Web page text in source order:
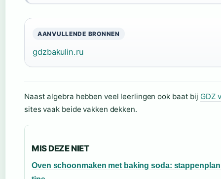
AANVULLENDE BRONNEN
gdzbakulin.ru
Naast algebra hebben veel leerlingen ook baat bij GDZ
sites vaak beide vakken dekken.
MIS DEZE NIET
Oven schoonmaken met baking soda: